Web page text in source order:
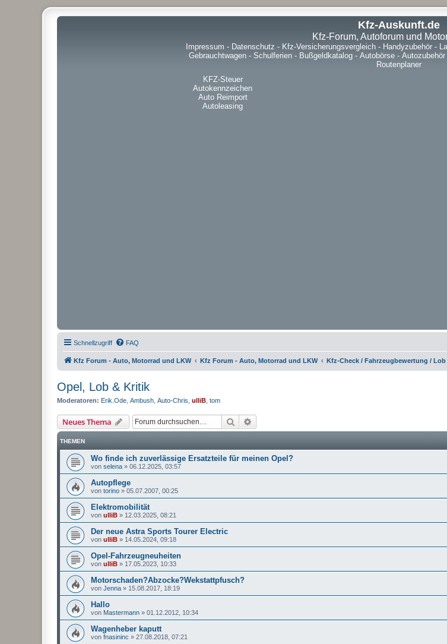
Kfz-Auskunft.de
Kfz-Forum, Autoforum und
Impressum - Datenschutz - Kfz-Versicherungsvergleich- Handyzubehör-
Gebrauchtwagen - Schulferien - Bußgeldkatalog - Autobörse - Autozubehör
Routenplaner
KFZ-Steuer
Autokennzeichen
Auto Reimport
Autoleasing
Schnellzugriff FAQ
Kfz Forum - Auto, Motorrad und LKW Kfz Forum - Auto, Motorrad und LKW Kfz-Check / Fahrzeugbewertung /
Opel, Lob & Kritik
Moderatoren: Erik.Ode Ambush Auto-Chris ulliB tom
Neues Thema Suche
THEMEN
Wo finde ich zuverlässige Ersatzteile für meinen Opel?
von selena » 06.12.2025, 03:57
Autopflege
von torino » 05.07.2007, 00:25
Elektromobilität
von ulliB » 12.03.2025, 08:21
Der neue Astra Sports Tourer Electric
von ulliB » 14.05.2024, 09:18
Opel-Fahrzeugneuheiten
von ulliB » 17.05.2023, 10:33
Motorschaden?Abzocke?Wekstattpfusch?
von Jenna » 15.08.2017, 18:19
Hallo
von Mastermann » 01.12.2012, 10:34
Wagenheber kaputt
von fnasininc » 27.08.2018, 07:21